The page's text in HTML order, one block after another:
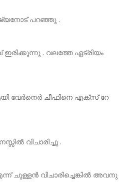
പറഞ്ഞു .
. വലത്തേ ഏട്രിയം
വേർനെർ ചീഫിനെ എക്സ് റേ
വിചാരിച്ചു .
ചുള്ളൻ വിചാരിച്ചെങ്കിൽ അവനു